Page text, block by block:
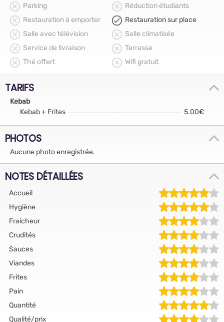
Parking
Réduction étudiants
Restauration à emporter
Restauration sur place
Salle avec télévision
Salle climatisée
Service de livraison
Terrasse
Thé offert
Wifi gratuit
TARIFS
Kebab
Kebab + Frites
5.00€
PHOTOS
Aucune photo enregistrée.
NOTES DÉTAILLÉES
Accueil
Hygiène
Fraicheur
Crudités
Sauces
Viandes
Frites
Pain
Quantité
Qualité/prix